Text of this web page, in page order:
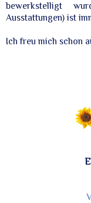
bewerkstelligt
Ausstattungen) ist
Ich freu mich schon